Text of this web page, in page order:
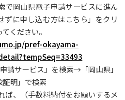
で岡山県電子申請サービスに進ん
ずに申し込む方はこちら」をクリ
ください。
pref-okayama-
請サービス」を検索→「岡山県」
明」で検索
ば、（手数料納付をお願いするメ